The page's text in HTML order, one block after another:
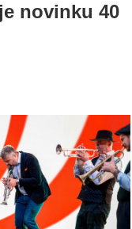
novinku 40